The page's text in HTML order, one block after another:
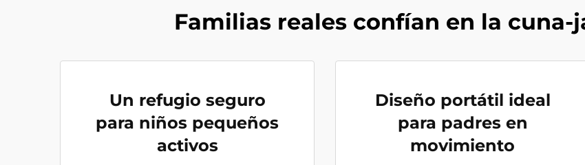
Familias reales confían en la cuna-
Un refugio seguro
para niños pequeños
activos
Diseño portátil ideal
para padres en
movimiento